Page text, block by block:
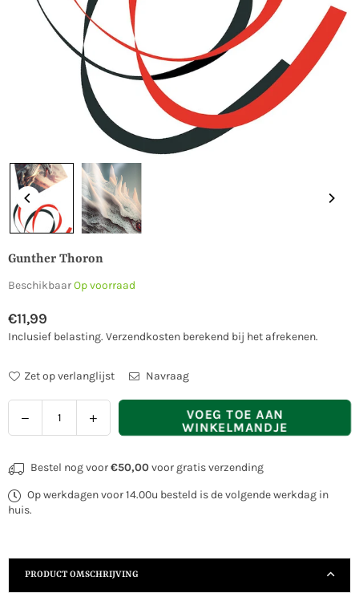
Gunther Thoron
BeschikbaarOp voorraad
Normale
prijs
€11,99
Inclusief belasting. Verzendkosten berekend bij het afrekenen.
Zet op verlanglijst Navraag
Hoeveelheid
VOEG TOE AAN
WINKELMANDJE
Bestel nog voor€50,00voor gratis verzending
Op werkdagen voor 14.00u besteld is de volgende werkdag in
huis.
PRODUCT OMSCHRIJVING